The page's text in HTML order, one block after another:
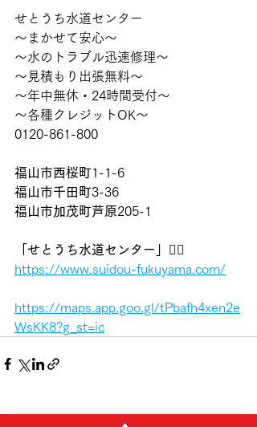
せとうち水道センター
〜まかせて安心〜
〜水のトラブル迅速修理〜
〜見積もり出張無料〜
〜年中無休・24時間受付〜
〜各種クレジットOK〜
0120-861-800
福山市西桜町1-1-6
福山市千田町3-36
福山市加茂町芦原205-1
「せとうち水道センター」👷‍♂️
https://www.suidou-fukuyama.com/
https://maps.app.goo.gl/tPbafh4xen2e
WsKK8?g_st=ic